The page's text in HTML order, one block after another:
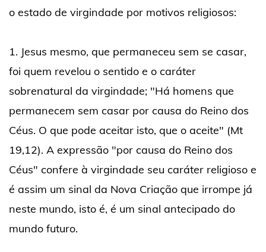
o estado de virgindade por motivos religiosos:
1. Jesus mesmo, que permaneceu sem se casar,
foi quem revelou o sentido e o caráter
sobrenatural da virgindade; "Há homens que
permanecem sem casar por causa do Reino dos
Céus. O que pode aceitar isto, que o aceite" (Mt
19,12). A expressão "por causa do Reino dos
Céus" confere à virgindade seu caráter religioso e
é assim um sinal da Nova Criação que irrompe já
neste mundo, isto é, é um sinal antecipado do
mundo futuro.